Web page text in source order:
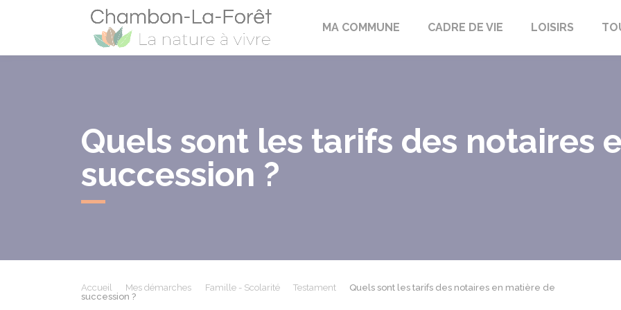
Chambon-la-Fôret
MA COMMUNE CADRE DE VIE LOISIRS
Quels sont les tarifs des notaires
succession ?
Accueil Mes démarches Famille - Scolarité Testament
Quels sont les tarifs des notaires en matière de
succession ?